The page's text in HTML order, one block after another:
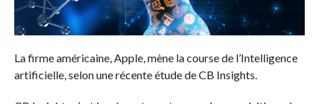
La firme américaine, Apple, mène la course de l’Intelligence
artificielle, selon une récente étude de CB Insights.